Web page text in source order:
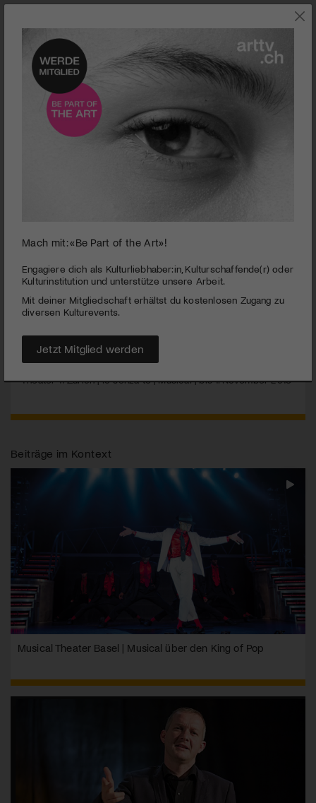
seconds
32
seconds
THEATER 11 | IO SENZA TE
PUBLIZIERT AM 8. OKTOBER 2015
Musical «Io senza te» bringt ihre Songs als Publikumsmagnet
zurück auf die Bühne: Eine gefreute Sache.
MEHR
Theater 11 Zürich | Io senza te | Musical | bis 1. November 2015
Beiträge im Kontext
Musical Theater Basel | Musical über den King of Pop
Mach mit: «Be Part of the Art»!
Engagiere dich als Kulturliebhaber:in, Kulturschaffende(r) oder
Kulturinstitution und unterstütze unsere Arbeit.
Mit deiner Mitgliedschaft erhältst du kostenlosen Zugang zu
diversen Kulturevents.
Jetzt Mitglied werden